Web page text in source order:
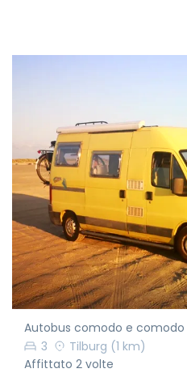
Autobus comodo e comodo
3
Tilburg (1 km)
Affittato 2 volte